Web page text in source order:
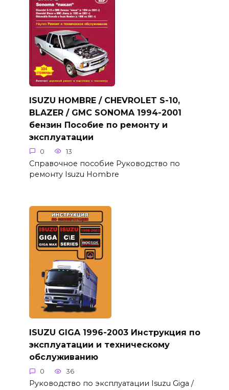
ISUZU HOMBRE / CHEVROLET S-10,
BLAZER / GMC SONOMA 1994-2001
бензин Пособие по ремонту и
эксплуатации
0 13
Справочное пособие Руководство по
ремонту Isuzu Hombre
ISUZU GIGA 1996-2003 Инструкция по
эксплуатации и техническому
обслуживанию
0 36
Руководство по эксплуатации Isuzu Giga /